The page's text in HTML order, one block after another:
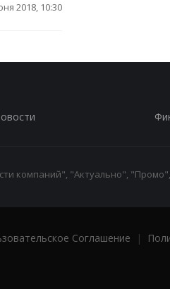
2018, 10:30
компаний", "Актуально",
Соглашение |